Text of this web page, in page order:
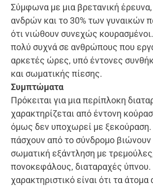
Σύμφωνα με μια βρετανική
ανδρών και το 30% των γυναικών
ότι νιώθουν συνεχώς
πολύ συχνά σε ανθρώπους που
αρκετές ώρες, υπό έντονες
και σωματικής πίεσης.
Συμπτώματα
Πρόκειται για μια περίπλοκη
χαρακτηρίζεται από έντονη
όμως δεν υποχωρεί με
πάσχουν από το σύνδρομο βιώνουν
σωματική εξάντληση με
πονοκεφάλους, διαταραχές ύπνου.
χαρακτηριστικό είναι ότι τα άτομα